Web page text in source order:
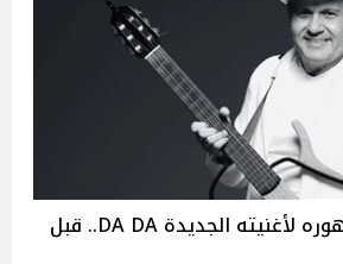
إدوارد يشوق جمهوره لأغنيته الجديدة DA DA.. قبل